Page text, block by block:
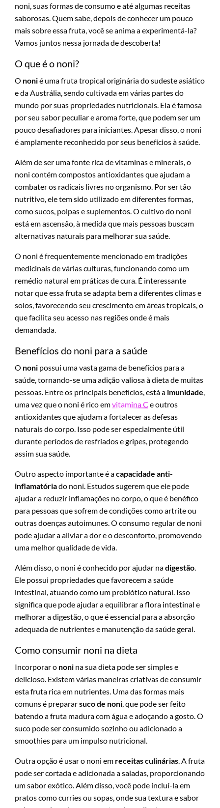
noni, suas formas de consumo e até algumas receitas
saborosas. Quem sabe, depois de conhecer um pouco
mais sobre essa fruta, você se anima a experimentá-la?
Vamos juntos nessa jornada de descoberta!
O que é o noni?
O nonié uma fruta tropical originária do sudeste asiático
e da Austrália, sendo cultivada em várias partes do
mundo por suas propriedades nutricionais. Ela é famosa
por seu sabor peculiar e aroma forte, que podem ser um
pouco desafiadores para iniciantes. Apesar disso, o noni
é amplamente reconhecido por seus benefícios à saúde.
Além de ser uma fonte rica de vitaminas e minerais, o
noni contém compostos antioxidantes que ajudam a
combater os radicais livres no organismo. Por ser tão
nutritivo, ele tem sido utilizado em diferentes formas,
como sucos, polpas e suplementos. O cultivo do noni
está em ascensão, à medida que mais pessoas buscam
alternativas naturais para melhorar sua saúde.
O noni é frequentemente mencionado em tradições
medicinais de várias culturas, funcionando como um
remédio natural em práticas de cura. É interessante
notar que essa fruta se adapta bem a diferentes climas e
solos, favorecendo seu crescimento em áreas tropicais, o
que facilita seu acesso nas regiões onde é mais
demandada.
Benefícios do noni para a saúde
O noni possui uma vasta gama de benefícios para a
saúde, tornando-se uma adição valiosa à dieta de muitas
pessoas. Entre os principais benefícios, está a imunidade
uma vez que o noni é rico emvitamina C e outros
antioxidantes que ajudam a fortalecer as defesas
naturais do corpo. Isso pode ser especialmente útil
durante períodos de resfriados e gripes, protegendo
assim sua saúde.
Outro aspecto importante é acapacidade anti-
inflamatóriado noni. Estudos sugerem que ele pode
ajudar a reduzir inflamações no corpo, o que é benéfico
para pessoas que sofrem de condições como artrite ou
outras doenças autoimunes. O consumo regular de noni
pode ajudar a aliviar a dor e o desconforto, promovendo
uma melhor qualidade de vida.
Além disso, o noni é conhecido por ajudar nadigestão
Ele possui propriedades que favorecem a saúde
intestinal, atuando como um probiótico natural. Isso
significa que pode ajudar a equilibrar a flora intestinal e
melhorar a digestão, o que é essencial para a absorção
adequada de nutrientes e manutenção da saúde geral.
Como consumir noni na dieta
Incorporar o noni na sua dieta pode ser simples e
delicioso. Existem várias maneiras criativas de consumir
esta fruta rica em nutrientes. Uma das formas mais
comuns é prepararsuco de noni , que pode ser feito
batendo a fruta madura com água e adoçando a gosto. O
suco pode ser consumido sozinho ou adicionado a
smoothies para um impulso nutricional.
Outra opção é usar o noni em receitas culinárias . A fruta
pode ser cortada e adicionada a saladas, proporcionando
um sabor exótico. Além disso, você pode incluí-la em
pratos como curries ou sopas, onde sua textura e sabor